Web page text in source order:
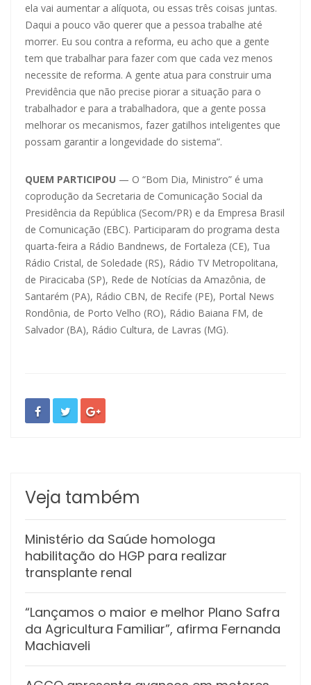
ela vai aumentar a alíquota, ou essas três coisas juntas.
Daqui a pouco vão querer que a pessoa trabalhe até
morrer. Eu sou contra a reforma, eu acho que a gente
tem que trabalhar para fazer com que cada vez menos
necessite de reforma. A gente atua para construir uma
Previdência que não precise piorar a situação para o
trabalhador e para a trabalhadora, que a gente possa
melhorar os mecanismos, fazer gatilhos inteligentes que
possam garantir a longevidade do sistema”.
QUEM PARTICIPOU — O “Bom Dia, Ministro” é uma
coprodução da Secretaria de Comunicação Social da
Presidência da República (Secom/PR) e da Empresa Brasil
de Comunicação (EBC). Participaram do programa desta
quarta-feira a Rádio Bandnews, de Fortaleza (CE), Tua
Rádio Cristal, de Soledade (RS), Rádio TV Metropolitana,
de Piracicaba (SP), Rede de Notícias da Amazônia, de
Santarém (PA), Rádio CBN, de Recife (PE), Portal News
Rondônia, de Porto Velho (RO), Rádio Baiana FM, de
Salvador (BA), Rádio Cultura, de Lavras (MG).
Veja também
Ministério da Saúde homologa
habilitação do HGP para realizar
transplante renal
“Lançamos o maior e melhor Plano Safra
da Agricultura Familiar”, afirma Fernanda
Machiaveli